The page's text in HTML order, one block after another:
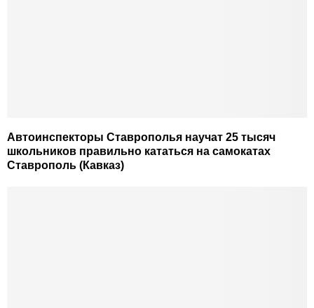
Автоинспекторы Ставрополья научат 25 тысяч
школьников правильно кататься на самокатах
Ставрополь (Кавказ)